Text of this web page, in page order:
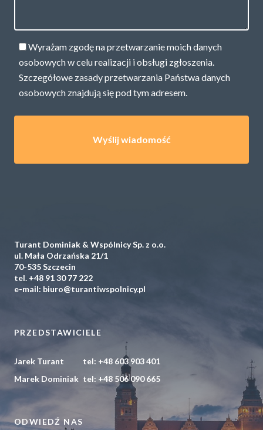
Wyrażam zgodę na przetwarzanie moich danych
osobowych w celu realizacji i obsługi zgłoszenia.
Szczegółowe zasady przetwarzania Państwa danych
osobowych znajdują się podtym adresem.
Turant Dominiak & Wspólnicy Sp. z o.o.
ul. Mała Odrzańska 21/1
70-535 Szczecin
tel. +48 91 30 77 222
e-mail: biuro@turantiwspolnicy.pl
PRZEDSTAWICIELE
Jarek Turant tel: +48 603 903 401
Marek Dominiak tel: +48 506 090 665
ODWIEDŹ NAS